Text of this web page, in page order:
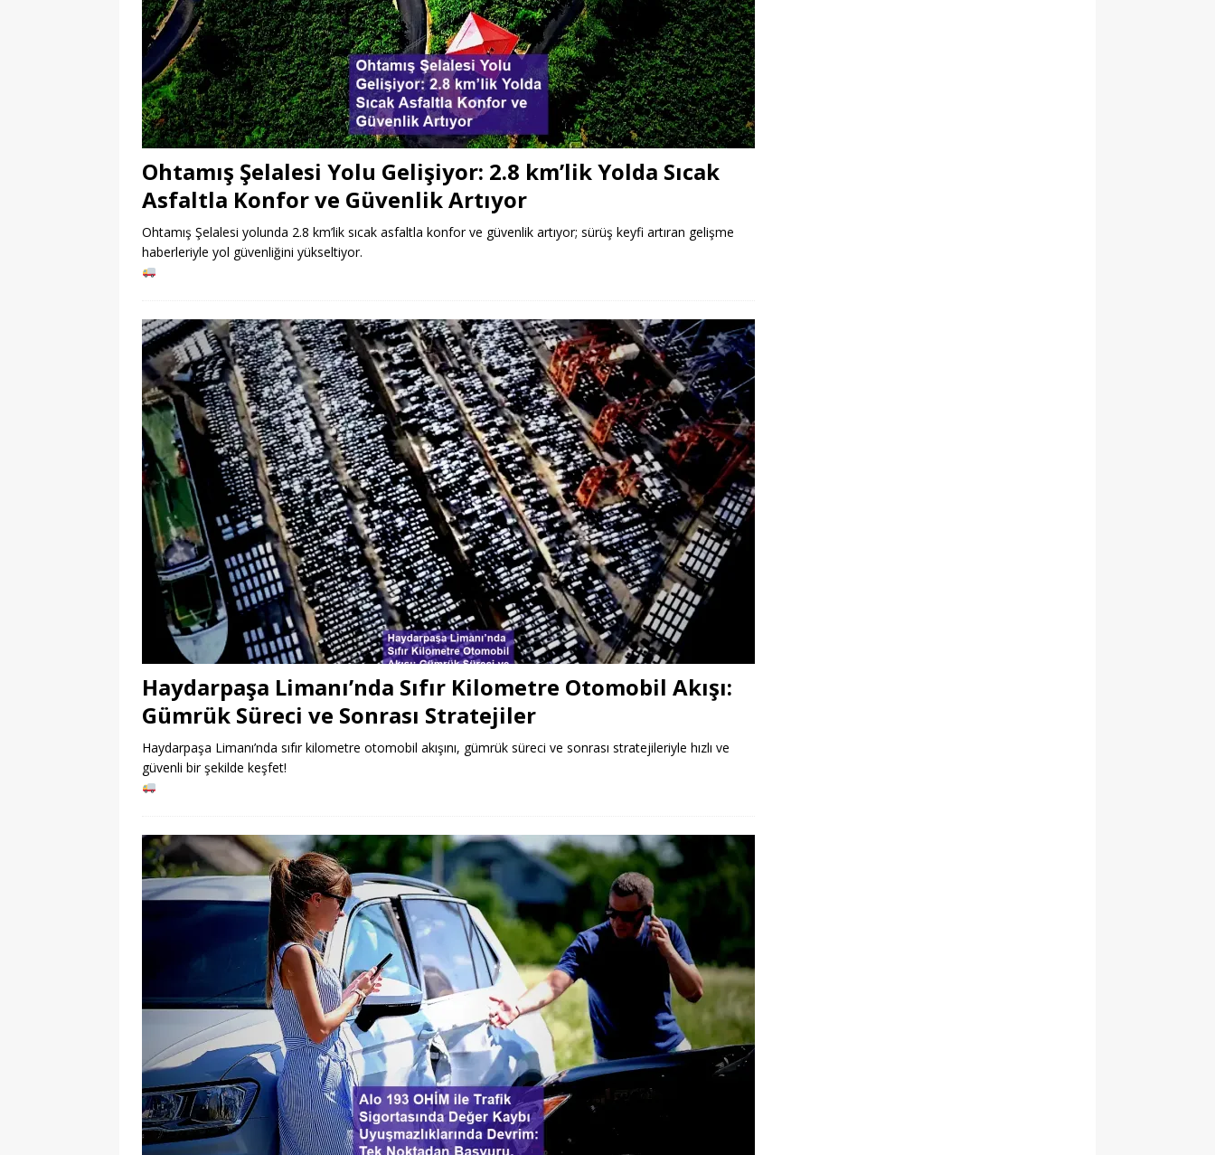
Ohtamış Şelalesi Yolu Gelişiyor: 2.8 km’lik Yolda Sıcak
Asfaltla Konfor ve Güvenlik Artıyor
Ohtamış Şelalesi yolunda 2.8 km’lik sıcak asfaltla konfor ve güvenlik artıyor; sürüş keyfi artıran gelişme
haberleriyle yol güvenliğini yükseltiyor.
Haydarpaşa Limanı’nda Sıfır Kilometre Otomobil Akışı:
Gümrük Süreci ve Sonrası Stratejiler
Haydarpaşa Limanı’nda sıfır kilometre otomobil akışını, gümrük süreci ve sonrası stratejileriyle hızlı ve
güvenli bir şekilde keşfet!